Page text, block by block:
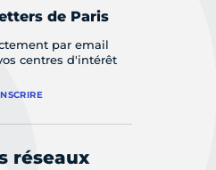
de Paris
par email
centres d'intérêt
réseaux